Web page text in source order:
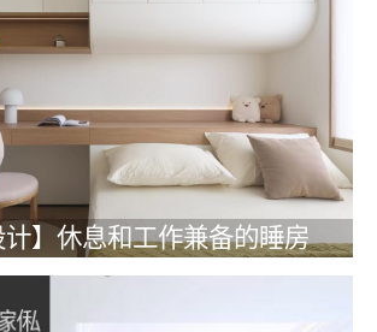
计】休息和工作兼备的睡房